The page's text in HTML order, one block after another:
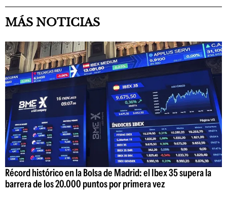
MÁS NOTICIAS
Récord histórico en la Bolsa de Madrid: el Ibex 35 supera la
barrera de los 20.000 puntos por primera vez